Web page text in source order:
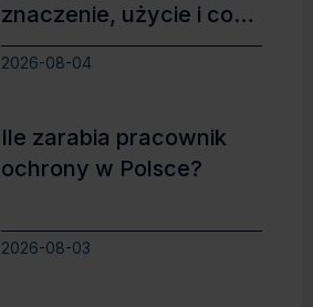
znaczenie, użycie i co
zamiast
2026-08-04
Ile zarabia pracownik
ochrony w Polsce?
2026-08-03